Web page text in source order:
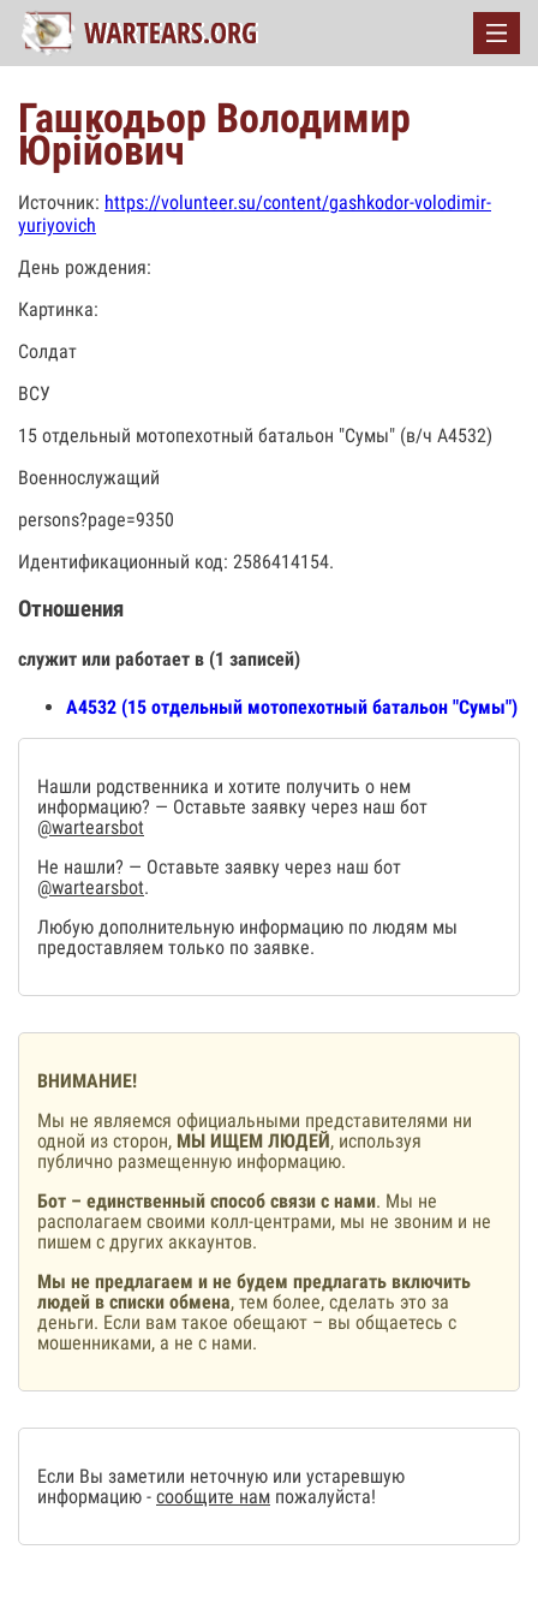
Гашкодьор Володимир
Юрійович
Источник: https://volunteer.su/content/gashkodor-volodimir-
yuriyovich
День рождения:
Картинка:
Солдат
ВСУ
15 отдельный мотопехотный батальон "Сумы" (в/ч А4532)
Военнослужащий
persons?page=9350
Идентификационный код: 2586414154.
Отношения
служит или работает в (1 записей)
А4532 (15 отдельный мотопехотный батальон "Сумы")
Нашли родственника и хотите получить о нем
информацию? — Оставьте заявку через наш бот
@wartearsbot
Не нашли? — Оставьте заявку через наш бот
@wartearsbot.
Любую дополнительную информацию по людям мы
предоставляем только по заявке.
ВНИМАНИЕ!
Мы не являемся официальными представителями ни
одной из сторон, МЫ ИЩЕМ ЛЮДЕЙ, используя
публично размещенную информацию.
Бот – единственный способ связи с нами. Мы не
располагаем своими колл-центрами, мы не звоним и не
пишем с других аккаунтов.
Мы не предлагаем и не будем предлагать включить
людей в списки обмена, тем более, сделать это за
деньги. Если вам такое обещают – вы общаетесь с
мошенниками, а не с нами.
Если Вы заметили неточную или устаревшую
информацию - сообщите нам пожалуйста!